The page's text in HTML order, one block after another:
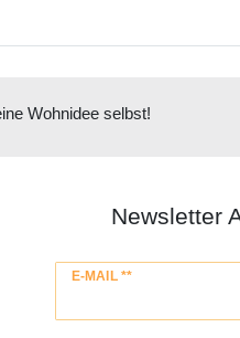
Wohnidee selbst!
Newsletter
E-MAIL **
Newsletter